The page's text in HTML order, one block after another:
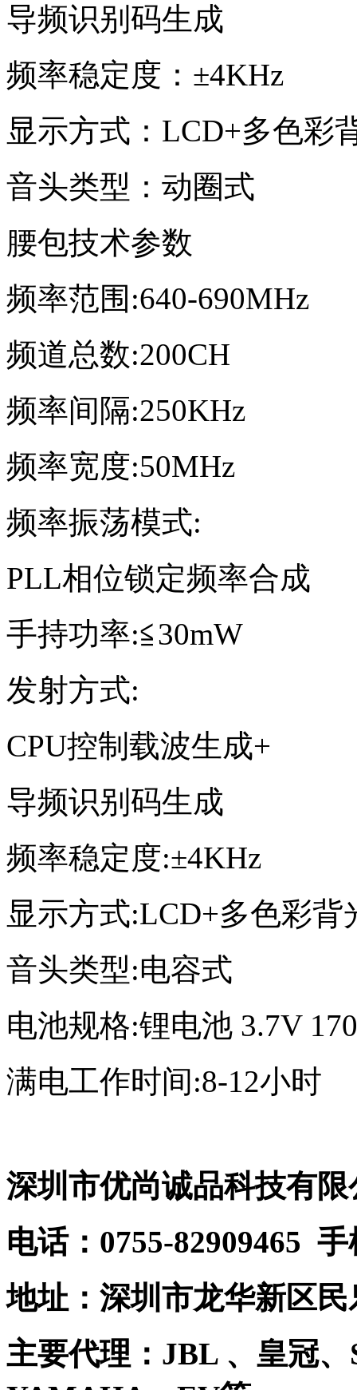
导频识别码生成
频率稳定度：±4KHz
显示方式：LCD+多色彩
音头类型：动圈式
腰包技术参数
频率范围:640-690MHz
频道总数:200CH
频率间隔:250KHz
频率宽度:50MHz
频率振荡模式:
PLL相位锁定频率合成
手持功率:≦30mW
发射方式:
CPU控制载波生成+
导频识别码生成
频率稳定度:±4KHz
显示方式:LCD+多色彩背
音头类型:电容式
电池规格:锂电池 3.7V
满电工作时间:8-12小时
深圳市优尚诚品科技有限
电话：0755-82909465
地址：深圳市龙华新区
主要代理：JBL 、皇冠